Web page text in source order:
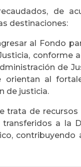
de
destinaciones:
al Fondo
conforme
de
orientan al
de justicia.
trata de
a la